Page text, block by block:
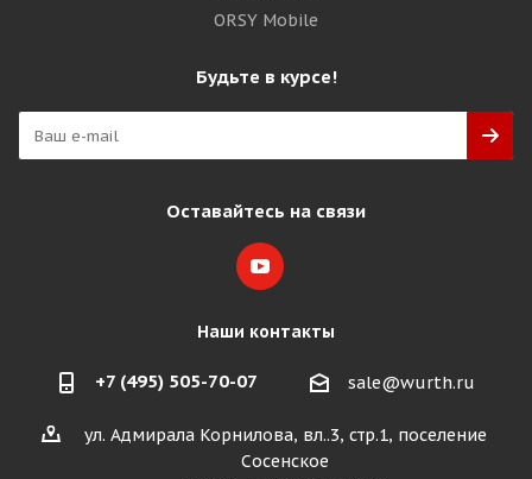
ORSY Mobile
Будьте в курсе!
Оставайтесь на связи
Наши контакты
+7 (495) 505-70-07 sale@wurth.ru
ул. Адмирала Корнилова, вл..3, стр.1, поселение
Сосенское